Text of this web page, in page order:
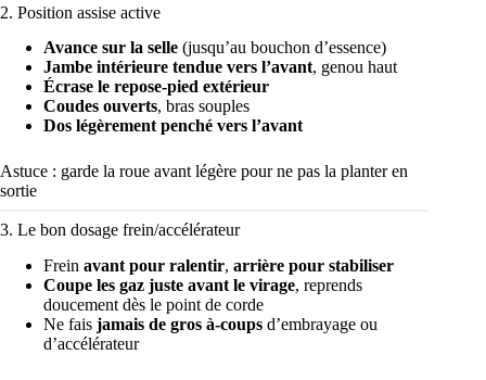
2. Position assise active
Avance sur la selle (jusqu’au bouchon d’essence)
Jambe intérieure tendue vers l’avant, genou haut
Écrase le repose-pied extérieur
Coudes ouverts, bras souples
Dos légèrement penché vers l’avant
Astuce : garde la roue avant légère pour ne pas la planter en
sortie
3. Le bon dosage frein/accélérateur
Frein avant pour ralentir, arrière pour stabiliser
Coupe les gaz juste avant le virage, reprends
doucement dès le point de corde
Ne fais jamais de gros à-coups d’embrayage ou
d’accélérateur